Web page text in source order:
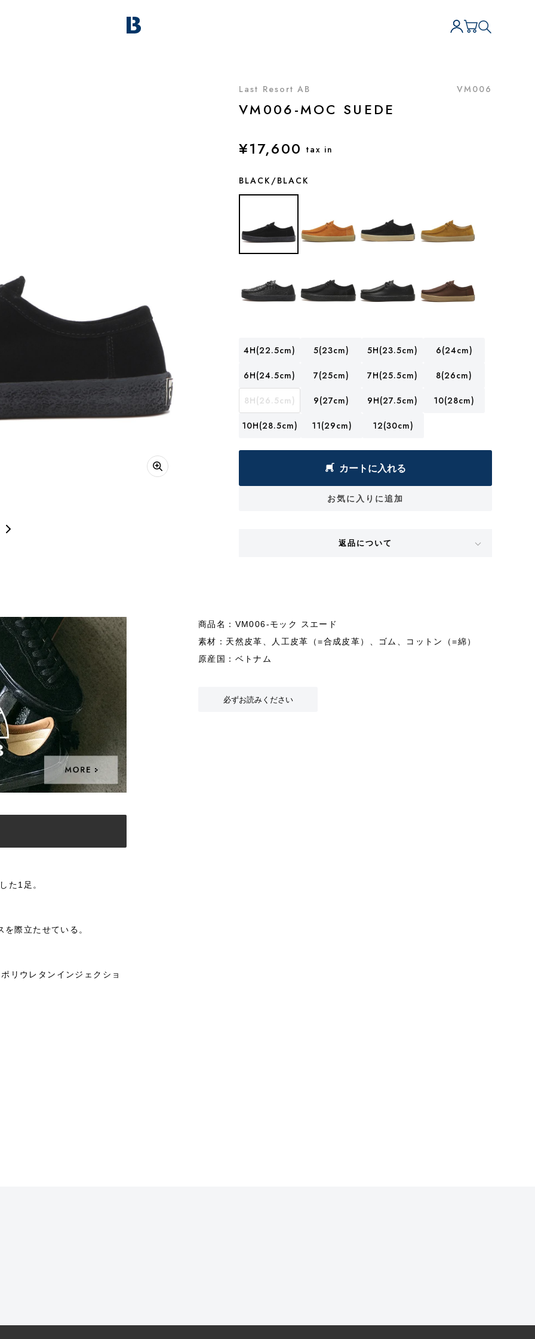
Last Resort AB VM006
VM006-MOC SUEDE
¥17,600 tax in
BLACK/BLACK
4H(22.5cm) 5(23cm) 5H(23.5cm) 6(24cm)
6H(24.5cm) 7(25cm) 7H(25.5cm) 8(26cm)
8H(26.5cm) 9(27cm) 9H(27.5cm) 10(28cm)
10H(28.5cm) 11(29cm) 12(30cm)
カートに入れる
お気に入りに追加
返品について
た1足。
際立たせている。
リウレタンインジェクショ
商品名：VM006-モック スエード
素材：天然皮革、人工皮革（=合成皮革）、ゴム、コットン（=綿）
原産国：ベトナム
必ずお読みください